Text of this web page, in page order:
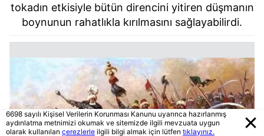
tokadın etkisiyle bütün direncini yitiren düşmanın
boynunun rahatlıkla kırılmasını sağlayabilirdi.
6698 sayılı Kişisel Verilerin Korunması Kanunu uyarınca hazırlanmış
aydınlatma metnimizi okumak ve sitemizde ilgili mevzuata uygun
olarak kullanılan çerezlerle ilgili bilgi almak için lütfen tıklayınız.